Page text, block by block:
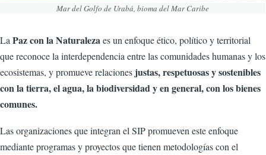
Mar del Golfo de Urabá, bioma del Mar Caribe
La Paz con la Naturaleza es un enfoque ético, político y territorial
que reconoce la interdependencia entre las comunidades humanas y los
ecosistemas, y promueve relaciones justas, respetuosas y sostenibles
con la tierra, el agua, la biodiversidad y en general, con los bienes
comunes.
Las organizaciones que integran el SIP promueven este enfoque
mediante programas y proyectos que tienen metodologías con el